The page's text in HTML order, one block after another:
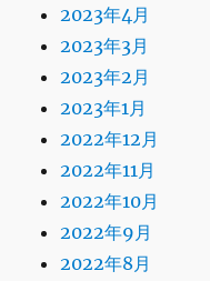
2023年4月
2023年3月
2023年2月
2023年1月
2022年12月
2022年11月
2022年10月
2022年9月
2022年8月